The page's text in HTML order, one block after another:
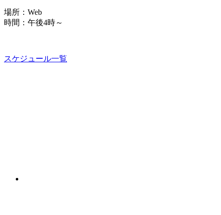
場所：Web
時間：午後4時～
スケジュール一覧